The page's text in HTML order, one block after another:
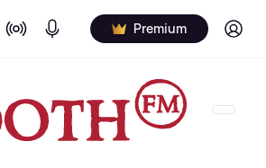
On Air Podcasts Premium Log in